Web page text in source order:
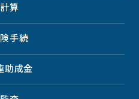
算
手続
助成金